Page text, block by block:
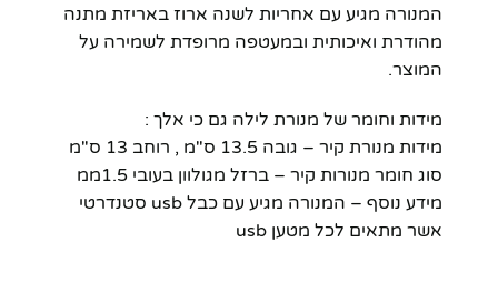
המנורה מגיע עם אחריות לשנה ארוז באריזת מתנה
מהודרת ואיכותית ובמעטפה מרופדת לשמירה על
המוצר.
מידות וחומר של מנורת לילה גם כי אלך :
מידות מנורת קיר – גובה 13.5 ס"מ , רוחב 13 ס"מ
סוג חומר מנורות קיר – ברזל מגולוון בעובי 1.5ממ
מידע נוסף – המנורה מגיע עם כבל usb סטנדרטי
אשר מתאים לכל מטען usb